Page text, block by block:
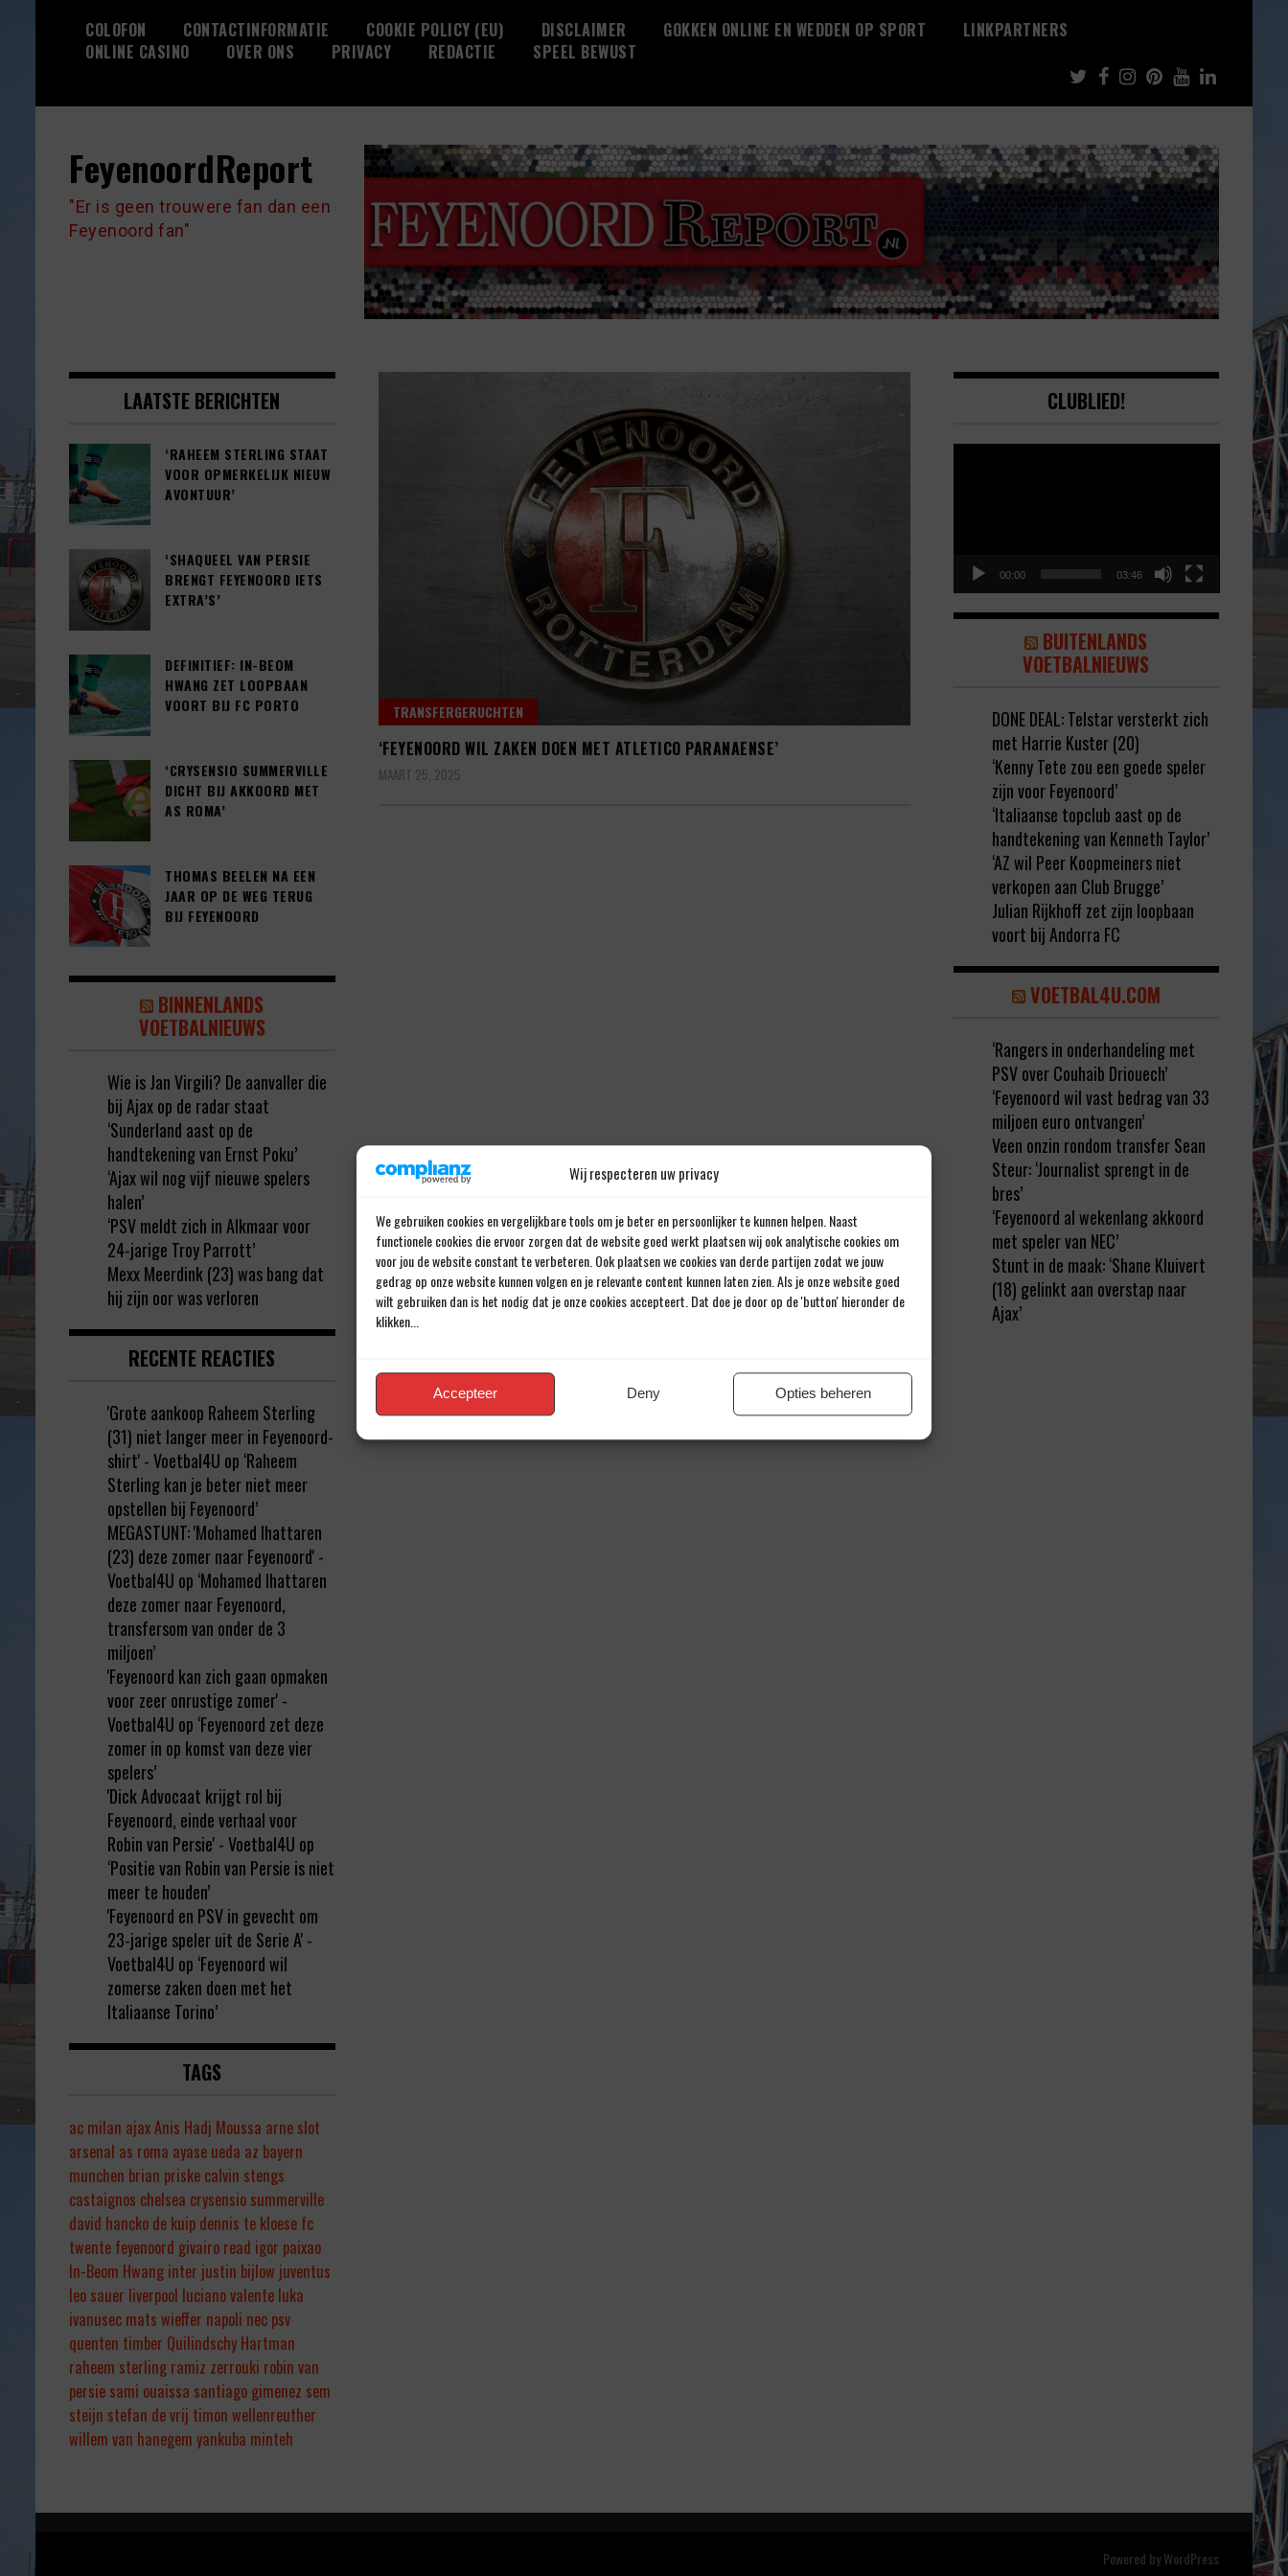
Wij respecteren uw privacy
We gebruiken cookies en vergelijkbare tools om je beter en persoonlijker te kunnen helpen. Naast
functionele cookies die ervoor zorgen dat de website goed werkt plaatsen wij ook analytische cookies om
voor jou de website constant te verbeteren. Ook plaatsen we cookies van derde partijen zodat we jouw
gedrag op onze website kunnen volgen en je relevante content kunnen laten zien. Als je onze website goed
wilt gebruiken dan is het nodig dat je onze cookies accepteert. Dat doe je door op de 'button' hieronder de
klikken...
Accepteer Deny Opties beheren
COLOFON CONTACTINFORMATIE COOKIE POLICY (EU) DISCLAIMER GOKKEN ONLINE EN WEDDEN OP SPORT
LINKPARTNERS
ONLINE CASINO
OVER ONS PRIVACY REDACTIE SPEEL BEWUST
FeyenoordReport
"Er is geen trouwere fan dan een
Feyenoord fan"
TRANSFERGERUCHTEN
‘FEYENOORD WIL ZAKEN DOEN MET ATLETICO PARANAENSE’
MAART 25, 2025
LAATSTE BERICHTEN
‘RAHEEM STERLING STAAT
VOOR OPMERKELIJK NIEUW
AVONTUUR’
‘SHAQUEEL VAN PERSIE
BRENGT FEYENOORD IETS
EXTRA’S’
DEFINITIEF: IN-BEOM
HWANG ZET LOOPBAAN
VOORT BIJ FC PORTO
‘CRYSENSIO SUMMERVILLE
DICHT BIJ AKKOORD MET
AS ROMA’
THOMAS BEELEN NA EEN
JAAR OP DE WEG TERUG
BIJ FEYENOORD
BINNENLANDS
VOETBALNIEUWS
Wie is Jan Virgili? De aanvaller die
bij Ajax op de radar staat
‘Sunderland aast op de
handtekening van Ernst Poku’
‘Ajax wil nog vijf nieuwe spelers
halen’
‘PSV meldt zich in Alkmaar voor
24-jarige Troy Parrott’
Mexx Meerdink (23) was bang dat
hij zijn oor was verloren
RECENTE REACTIES
'Grote aankoop Raheem Sterling
(31) niet langer meer in Feyenoord-
shirt' - Voetbal4U op ‘Raheem
Sterling kan je beter niet meer
opstellen bij Feyenoord’
MEGASTUNT: 'Mohamed Ihattaren
(23) deze zomer naar Feyenoord' -
Voetbal4U op ‘Mohamed Ihattaren
deze zomer naar Feyenoord,
transfersom van onder de 3
miljoen’
'Feyenoord kan zich gaan opmaken
voor zeer onrustige zomer' -
Voetbal4U op ‘Feyenoord zet deze
zomer in op komst van deze vier
spelers’
'Dick Advocaat krijgt rol bij
Feyenoord, einde verhaal voor
Robin van Persie' - Voetbal4U op
‘Positie van Robin van Persie is niet
meer te houden’
'Feyenoord en PSV in gevecht om
23-jarige speler uit de Serie A' -
Voetbal4U op ‘Feyenoord wil
zomerse zaken doen met het
Italiaanse Torino’
TAGS
ac milan ajaxAnis Hadj Moussa arne slot
arsenal as roma ayase ueda az bayern
munchen brian priske calvin stengs
castaignos chelsea crysensio summerville
david hancko de kuip dennis te kloese fc
twente feyenoord givairo read igor paixao
In-Beom Hwang inter justin bijlow juventus
leo sauer liverpool luciano valente luka
ivanusec mats wieffer napoli nec psv
quenten timber Quilindschy Hartman
raheem sterling ramiz zerrouki robin van
persie sami ouaissa santiago gimenez sem
steijn stefan de vrij timon wellenreuther
willem van hanegem yankuba minteh
CLUBLIED!
00:00 03:46
BUITENLANDS
VOETBALNIEUWS
DONE DEAL: Telstar versterkt zich
met Harrie Kuster (20)
‘Kenny Tete zou een goede speler
zijn voor Feyenoord’
‘Italiaanse topclub aast op de
handtekening van Kenneth Taylor’
‘AZ wil Peer Koopmeiners niet
verkopen aan Club Brugge’
Julian Rijkhoff zet zijn loopbaan
voort bij Andorra FC
VOETBAL4U.COM
‘Rangers in onderhandeling met
PSV over Couhaib Driouech’
‘Feyenoord wil vast bedrag van 33
miljoen euro ontvangen’
Veen onzin rondom transfer Sean
Steur: ‘Journalist sprengt in de
bres’
‘Feyenoord al wekenlang akkoord
met speler van NEC’
Stunt in de maak: ‘Shane Kluivert
(18) gelinkt aan overstap naar
Ajax’
Powered byWordPress